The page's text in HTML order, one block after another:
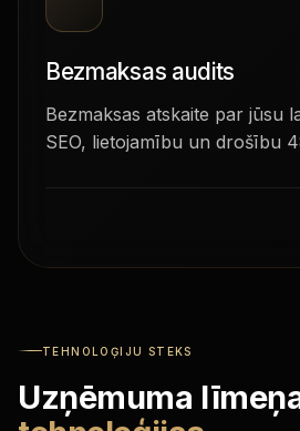
Bezmaksas audits
Bezmaksas atskaite par jūsu
SEO, lietojamību un drošību
TEHNOLOĢIJU STEKS
Uzņēmuma